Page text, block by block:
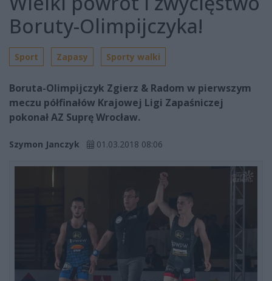
Boruty-Olimpijczyka!
Sport Zapasy Sporty walki
Boruta-Olimpijczyk Zgierz & Radom w pierwszym
meczu półfinałów Krajowej Ligi Zapaśniczej
pokonał AZ Suprę Wrocław.
Szymon Janczyk 01.03.2018 08:06